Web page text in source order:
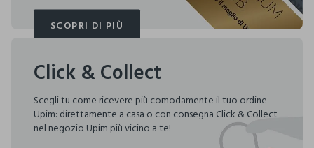
SCOPRI DI PIÙ
SCOPRI DI PIÙ
Click & Collect
Scegli tu come ricevere più comodamente il tuo ordine
Upim: direttamente a casa o con consegna Click & Collect
nel negozio Upim più vicino a te!